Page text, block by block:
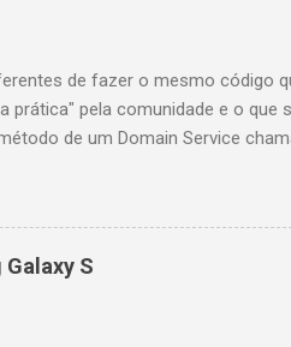
de fazer o mesmo código
prática" pela comunidade e o que
de um Domain Service
retorne true você vai querer
você quer que a API responda
deu
a maneira menos gambiarr...
S